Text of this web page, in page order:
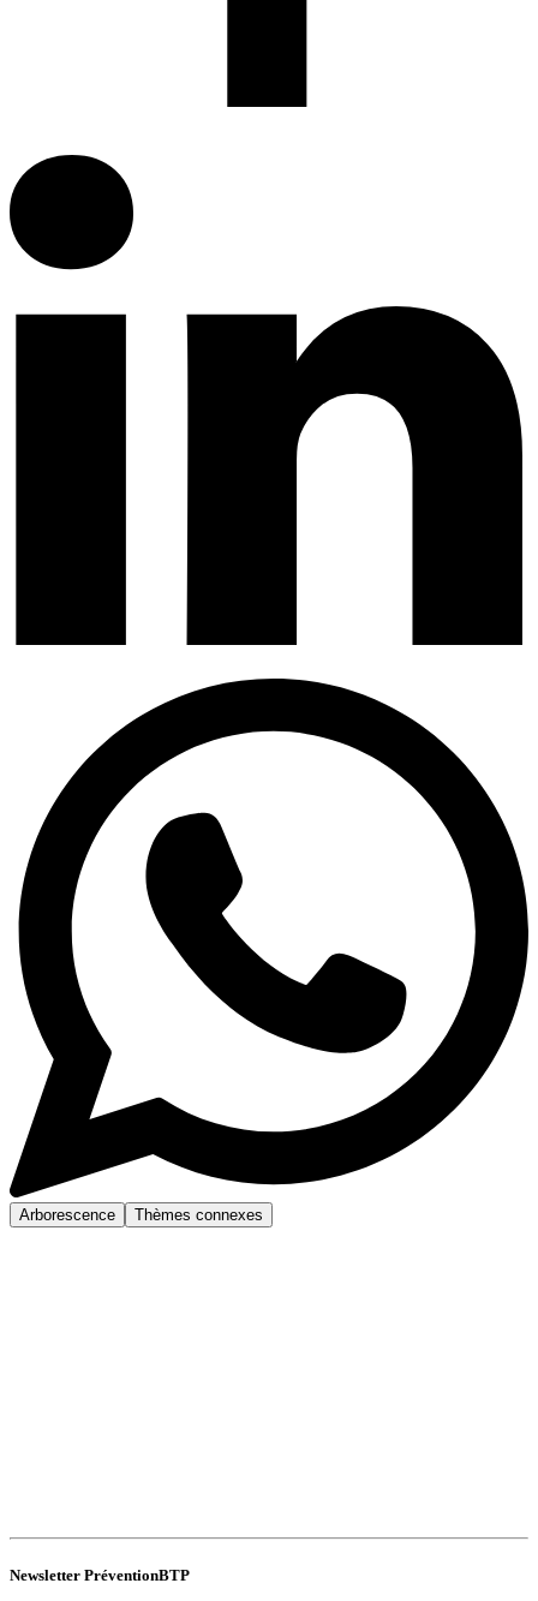
Arborescence Thèmes connexes
Newsletter PréventionBTP